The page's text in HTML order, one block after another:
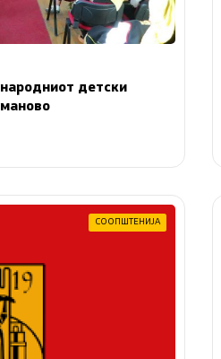
детски
СООПШТЕНИЈА